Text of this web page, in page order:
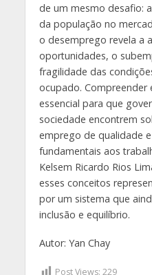
de um mesmo desafio:
da população no
o desemprego revela a
oportunidades, o
fragilidade das
ocupado. Compreender
essencial para que
sociedade encontrem
emprego de qualidade
fundamentais aos
Kelsem Ricardo Rios
esses conceitos
por um sistema que
inclusão e equilíbrio.
Autor: Yan Chay
Post Views: 229